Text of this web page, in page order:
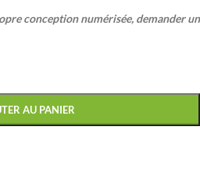
conception numérisée, demander un
AU PANIER